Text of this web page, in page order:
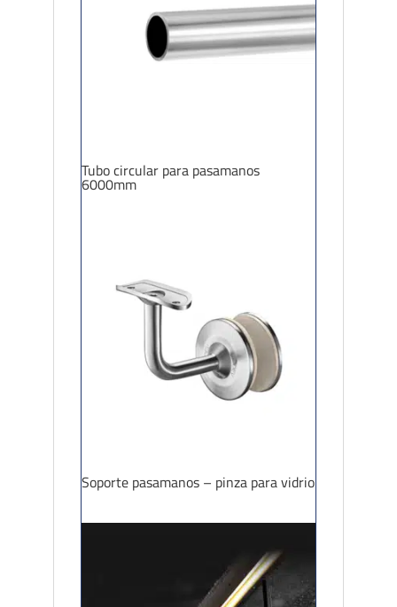
Tubo circular para pasamanos
6000mm
Soporte pasamanos – pinza para vidrio